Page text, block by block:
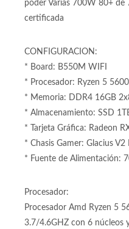
16GB (2 x 8GB) SSD 1TB
1TB interfaz M.2 Gabinete
poder Varias 700W 80+ de
certificada
CONFIGURACION:
* Board: B550M WIFI
* Procesador: Ryzen 5
* Memoria: DDR4 16GB
* Almacenamiento: SSD
* Chasis Gamer: Glacius V2
* Fuente de Alimentación: